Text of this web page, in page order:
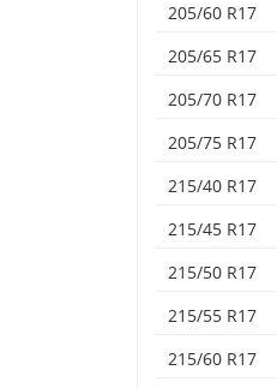
205/60 R17
205/65 R17
205/70 R17
205/75 R17
215/40 R17
215/45 R17
215/50 R17
215/55 R17
215/60 R17